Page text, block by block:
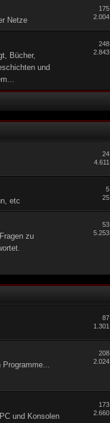
Netze
175
2.004
Bücher,
und
248
2.843
24
4.611
etc
5
25
zu
53
5.253
87
1.301
208
2.024
und Konsolen
173
2.660